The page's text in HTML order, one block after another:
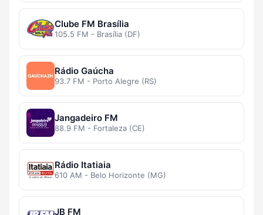
Clube FM Brasília
105.5 FM - Brasília (DF)
Rádio Gaúcha
93.7 FM - Porto Alegre (RS)
Jangadeiro FM
88.9 FM - Fortaleza (CE)
Rádio Itatiaia
610 AM - Belo Horizonte (MG)
JB FM